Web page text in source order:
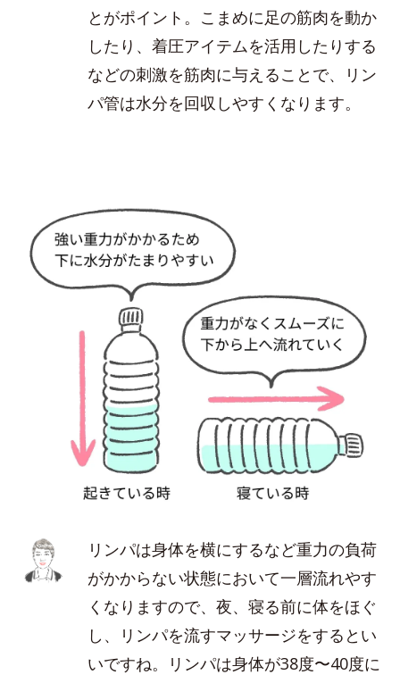
とがポイント。こまめに足の筋肉を動か
したり、着圧アイテムを活用したりする
などの刺激を筋肉に与えることで、リン
パ管は水分を回収しやすくなります。
リンパは身体を横にするなど重力の負荷
がかからない状態において一層流れやす
くなりますので、夜、寝る前に体をほぐ
し、リンパを流すマッサージをするとい
いですね。リンパは身体が38度〜40度に